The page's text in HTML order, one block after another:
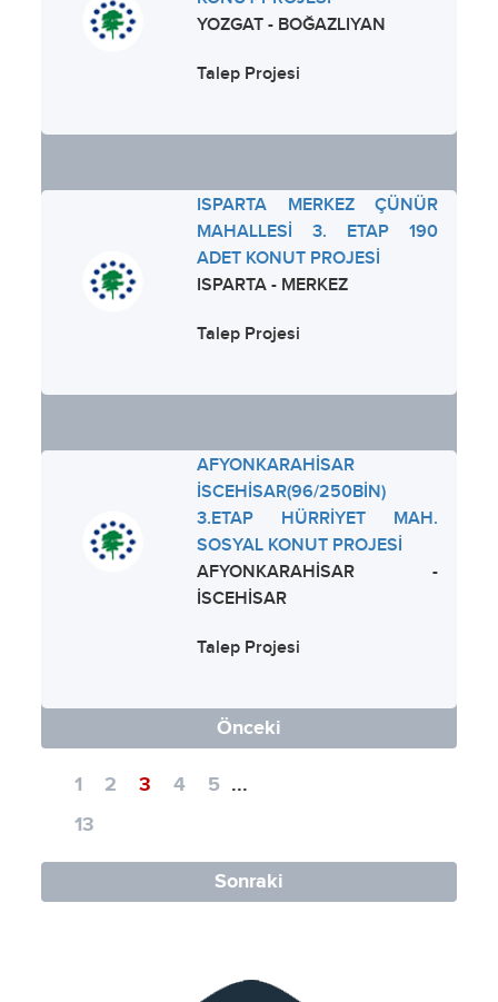
YOZGAT - BOĞAZLIYAN
Talep Projesi
ISPARTA MERKEZ ÇÜNÜR
MAHALLESİ 3. ETAP 190
ADET KONUT PROJESİ
ISPARTA - MERKEZ
Talep Projesi
AFYONKARAHİSAR
İSCEHİSAR(96/250BİN)
3.ETAP HÜRRİYET MAH.
SOSYAL KONUT PROJESİ
AFYONKARAHİSAR -
İSCEHİSAR
Talep Projesi
Önceki
1 2 3 4 5 ...
13
Sonraki